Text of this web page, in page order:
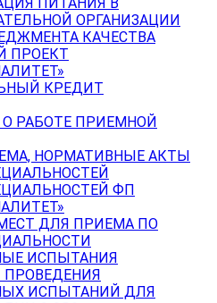
ОРГАНИЗАЦИИ
КАЧЕСТВА
ПРОЕКТ
КРЕДИТ
РАБОТЕ ПРИЕМНОЙ
НОРМАТИВНЫЕ АКТЫ
ФП
ДЛЯ ПРИЕМА ПО
ИСПЫТАНИЯ
ПРОВЕДЕНИЯ
ИСПЫТАНИЙ ДЛЯ